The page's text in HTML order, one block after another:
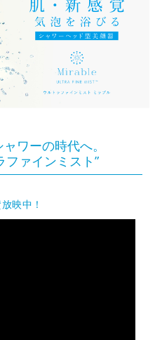
ワーの時代へ。
ファインミスト”
映中！